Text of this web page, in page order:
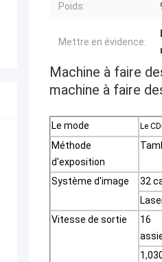
Poids:
Mettre en évidence:
Machine à faire
machine à faire
Le mode Le
Méthode
d'exposition
Système d'image 32
Vitesse de sortie
16